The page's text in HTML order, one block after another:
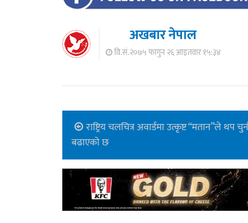
अखबार नेपाल
वि.सं.२०७५ फागुन २६ आइतवार १५:३४
राष्ट्रिय चलचित्र अवार्डमा उत्कृष्ट “मतान”ले थप
बढाएको छ